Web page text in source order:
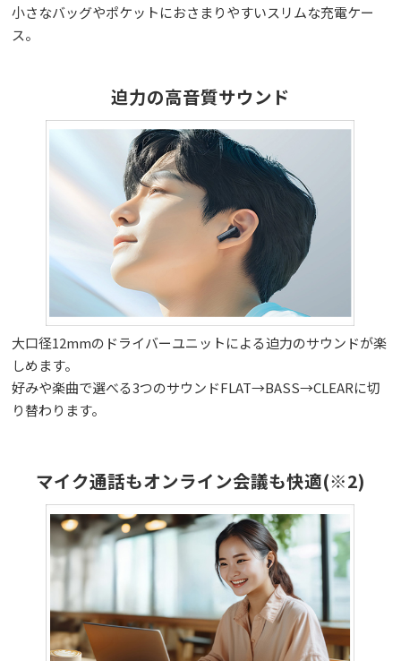
小さなバッグやポケットにおさまりやすいスリムな充電ケー
ス。
迫力の高音質サウンド
大口径12mmのドライバーユニットによる迫力のサウンドが楽
しめます。
好みや楽曲で選べる3つのサウンドFLAT→BASS→CLEARに切
り替わります。
マイク通話もオンライン会議も快適(※2)